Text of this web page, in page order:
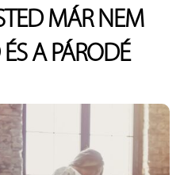
MÁR NEM
A PÁRODÉ